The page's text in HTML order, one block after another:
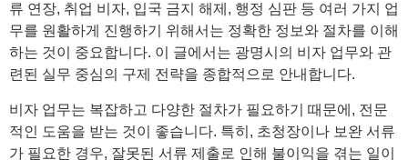
류 연장, 취업 비자, 입국 금지 해제, 행정 심판 등 여러 가지 업
무를 원활하게 진행하기 위해서는 정확한 정보와 절차를 이해
하는 것이 중요합니다. 이 글에서는 광명시의 비자 업무와 관
련된 실무 중심의 구제 전략을 종합적으로 안내합니다.
비자 업무는 복잡하고 다양한 절차가 필요하기 때문에, 전문
적인 도움을 받는 것이 좋습니다. 특히, 초청장이나 보완 서류
가 필요한 경우, 잘못된 서류 제출로 인해 불이익을 겪는 일이